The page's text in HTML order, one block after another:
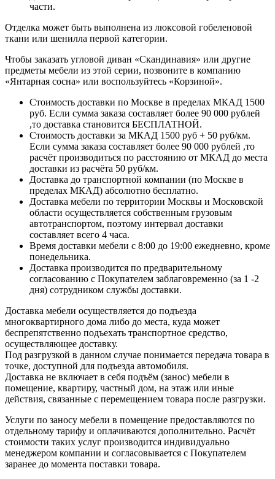
части.
Отделка может быть выполнена из люксовой гобеленовой
ткани или шенилла первой категории.
Чтобы заказать угловой диван «Скандинавия» или другие
предметы мебели из этой серии, позвоните в компанию
«Янтарная сосна» или воспользуйтесь «Корзиной».
Стоимость доставки по Москве в пределах МКАД 1500
руб. Если сумма заказа составляет более 90 000 рублей
,то доставка становится БЕСПЛАТНОЙ.
Стоимость доставки за МКАД 1500 руб + 50 руб/км.
Если сумма заказа составляет более 90 000 рублей ,то
расчёт производиться по расстоянию от МКАД до места
доставки из расчёта 50 руб/км.
Доставка до транспортной компании (по Москве в
пределах МКАД) абсолютно бесплатно.
Доставка мебели по территории Москвы и Московской
области осуществляется собственным грузовым
автотранспортом, поэтому интервал доставки
составляет всего 4 часа.
Время доставки мебели с 8:00 до 19:00 ежедневно, кроме
понедельника.
Доставка производится по предварительному
согласованию с Покупателем заблаговременно (за 1 -2
дня) сотрудником службы доставки.
Доставка мебели осуществляется до подъезда
многоквартирного дома либо до места, куда может
беспрепятственно подъехать транспортное средство,
осуществляющее доставку.
Под разгрузкой в данном случае понимается передача товара в
точке, доступной для подъезда автомобиля.
Доставка не включает в себя подъём (занос) мебели в
помещение, квартиру, частный дом, на этаж или иные
действия, связанные с перемещением товара после разгрузки.
Услуги по заносу мебели в помещение предоставляются по
отдельному тарифу и оплачиваются дополнительно. Расчёт
стоимости таких услуг производится индивидуально
менеджером компании и согласовывается с Покупателем
заранее до момента поставки товара.